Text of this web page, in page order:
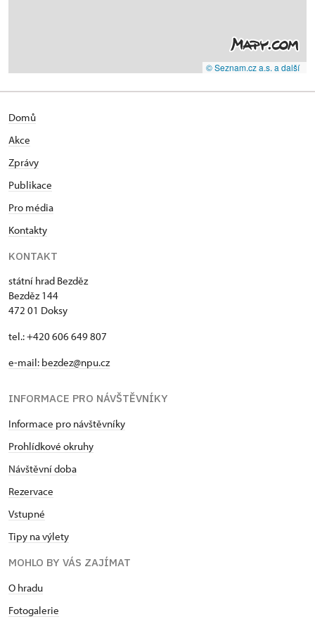
© Seznam.cz a.s. a další
Domů
Akce
Zprávy
Publikace
Pro média
Kontakty
KONTAKT
státní hrad Bezděz
Bezděz 144
472 01 Doksy
tel.: +420 606 649 807
e-mail: bezdez@npu.cz
INFORMACE PRO NÁVŠTĚVNÍKY
Informace pro návštěvníky
Prohlídkové okruhy
Návštěvní doba
Rezervace
Vstupné
Tipy na výlety
MOHLO BY VÁS ZAJÍMAT
O hradu
Fotogalerie